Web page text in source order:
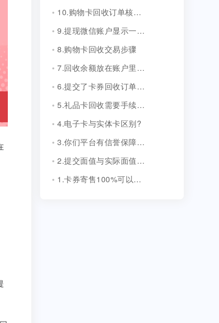
10.购物卡回收订单核销会有消息通知吗？
9.提现微信账户显示一串字符是什么？
8.购物卡回收交易步骤
7.回收余额放在账户里安全吗？
6.提交了卡券回收订单，多久到账？
5.礼品卡回收需要手续费吗?
4.电子卡与实体卡区别?
3.你们平台有信誉保障吗？
2.提交面值与实际面值不一致，怎么办？
1.卡券寄售100%可以成功吗？